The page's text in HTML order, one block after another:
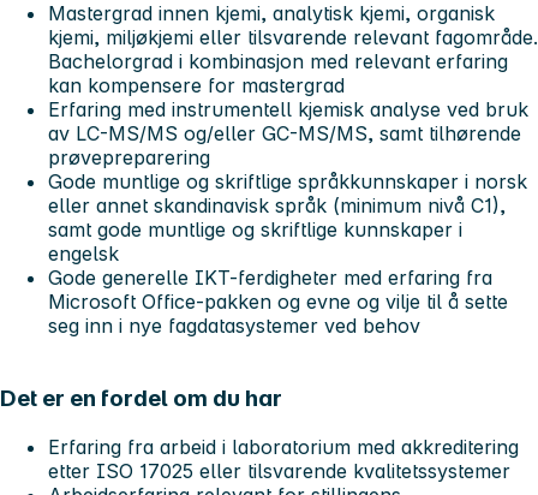
Mastergrad innen kjemi, analytisk kjemi, organisk
kjemi, miljøkjemi eller tilsvarende relevant fagområde.
Bachelorgrad i kombinasjon med relevant erfaring
kan kompensere for mastergrad
Erfaring med instrumentell kjemisk analyse ved bruk
av LC-MS/MS og/eller GC-MS/MS, samt tilhørende
prøvepreparering
Gode muntlige og skriftlige språkkunnskaper i norsk
eller annet skandinavisk språk (minimum nivå C1),
samt gode muntlige og skriftlige kunnskaper i
engelsk
Gode generelle IKT-ferdigheter med erfaring fra
Microsoft Office-pakken og evne og vilje til å sette
seg inn i nye fagdatasystemer ved behov
Det er en fordel om du har
Erfaring fra arbeid i laboratorium med akkreditering
etter ISO 17025 eller tilsvarende kvalitetssystemer